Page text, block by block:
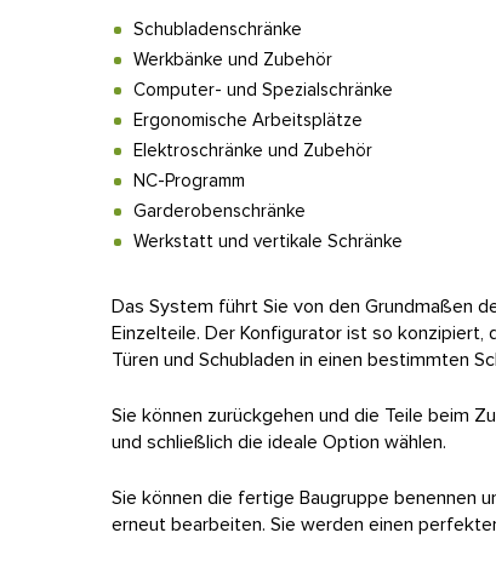
Schubladenschränke
Werkbänke und Zubehör
Computer- und Spezialschränke
Ergonomische Arbeitsplätze
Elektroschränke und Zubehör
NC-Programm
Garderobenschränke
Werkstatt und vertikale Schränke
Das System führt Sie von den Grundmaßen
Einzelteile. Der Konfigurator ist so konzipiert,
Türen und Schubladen in einen bestimmten
Sie können zurückgehen und die Teile beim
und schließlich die ideale Option wählen.
Sie können die fertige Baugruppe benennen
erneut bearbeiten. Sie werden einen